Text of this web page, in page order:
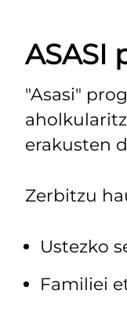
ASASI
"Asasi"
erakusten
Zerbitzu
Ustezko
Familiei